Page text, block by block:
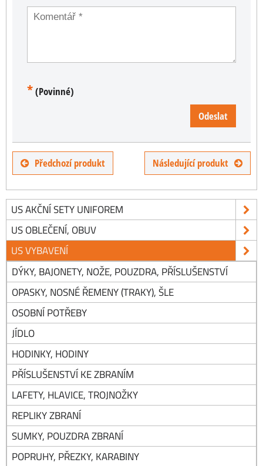
*(Povinné)
Odeslat
Předchozí produkt Následující produkt
US AKČNÍ SETY UNIFOREM
US OBLEČENÍ, OBUV
US VYBAVENÍ
DÝKY, BAJONETY, NOŽE, POUZDRA, PŘÍSLUŠENSTVÍ
OPASKY, NOSNÉ ŘEMENY (TRAKY), ŠLE
OSOBNÍ POTŘEBY
JÍDLO
HODINKY, HODINY
PŘÍSLUŠENSTVÍ KE ZBRANÍM
LAFETY, HLAVICE, TROJNOŽKY
REPLIKY ZBRANÍ
SUMKY, POUZDRA ZBRANÍ
POPRUHY, PŘEZKY, KARABINY